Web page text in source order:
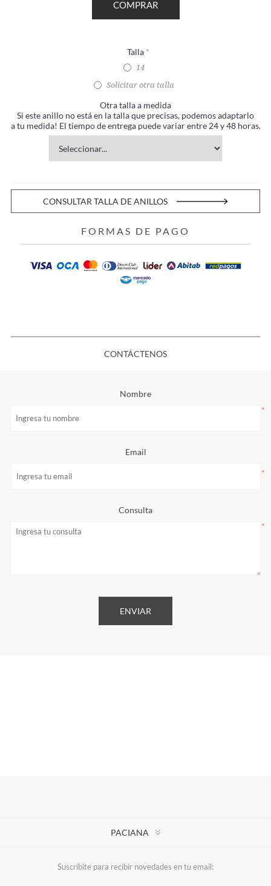
Talla *
14
Solicitar otra talla
Otra talla a medida
Si este anillo no está en la talla que precisas, podemos adaptarlo
a tu medida! El tiempo de entrega puede variar entre 24 y 48 horas.
CONSULTAR TALLA DE ANILLOS
FORMAS DE PAGO
CONTÁCTENOS
Nombre
*
Email
*
Consulta
*
PACIANA
Suscríbite para recibir novedades en tu email: